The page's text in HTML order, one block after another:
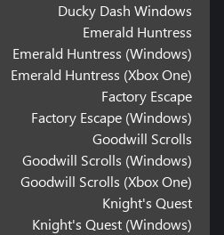
Ducky Dash Windows
Emerald Huntress
Emerald Huntress (Windows)
Emerald Huntress (Xbox One)
Factory Escape
Factory Escape (Windows)
Goodwill Scrolls
Goodwill Scrolls (Windows)
Goodwill Scrolls (Xbox One)
Knight's Quest
Knight's Quest (Windows)